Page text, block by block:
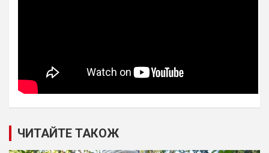
ЧИТАЙТЕ ТАКОЖ